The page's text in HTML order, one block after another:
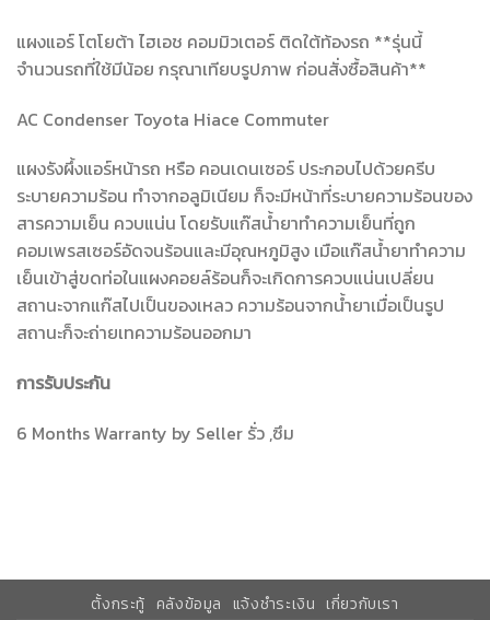
แผงแอร์ โตโยต้า ไฮเอช คอมมิวเตอร์ ติดใต้ท้องรถ **รุ่นนี้
จำนวนรถที่ใช้มีน้อย กรุณาเทียบรูปภาพ ก่อนสั่งซื้อสินค้า**
AC Condenser Toyota Hiace Commuter
แผงรังผึ้งแอร์หน้ารถ หรือ คอนเดนเซอร์ ประกอบไปด้วยครีบ
ระบายความร้อน ทำจากอลูมิเนียม ก็จะมีหน้าที่ระบายความร้อนของ
สารความเย็น ควบแน่น โดยรับแก๊สน้ำยาทำความเย็นที่ถูก
คอมเพรสเซอร์อัดจนร้อนและมีอุณหภูมิสูง เมือแก๊สน้ำยาทำความ
เย็นเข้าสู่ขดท่อในแผงคอยล์ร้อนก็จะเกิดการควบแน่นเปลี่ยน
สถานะจากแก๊สไปเป็นของเหลว ความร้อนจากน้ำยาเมื่อเป็นรูป
สถานะก็จะถ่ายเทความร้อนออกมา
การรับประกัน
6 Months Warranty by Seller รั่ว ,ซึม
ตั้งกระทู้ คลังข้อมูล แจ้งชำระเงิน เกี่ยวกับเรา